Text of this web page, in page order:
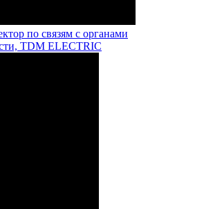
по связям с органами
TDM ELECTRIC